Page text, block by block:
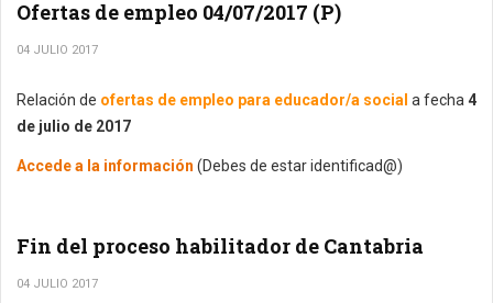
Ofertas de empleo 04/07/2017 (P)
04 JULIO 2017
Relación de ofertas de empleo para educador/a social a fecha 4
de julio de 2017
Accede a la información (Debes de estar identificad@)
Fin del proceso habilitador de Cantabria
04 JULIO 2017